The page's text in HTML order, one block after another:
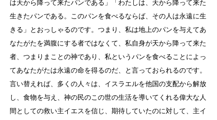
は天から降って来たパンである」「わたしは、天から降って来た
生きたパンである。このパンを食べるならば、その人は永遠に生
きる」とおっしゃるのです。つまり、私は地上のパンを与えてあ
なたがたを満腹にする者ではなくて、私自身が天から降って来た
者、つまりまことの神であり、私というパンを食べることによっ
てあなたがたは永遠の命を得るのだ、と言っておられるのです。
言い替えれば、多くの人々は、イスラエルを他国の支配から解放
し、食物を与え、神の民のこの世の生活を導いてくれる偉大な人
間としての救い主イエスを信じ、期待していたのに対して、主イ